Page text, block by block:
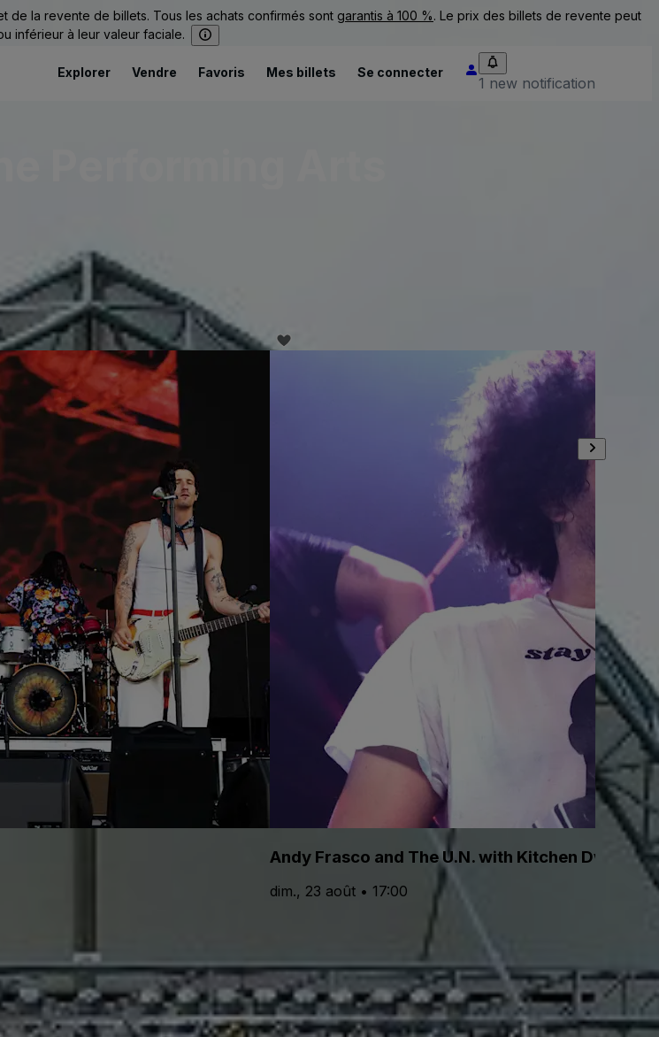
de la revente de billets. Tous les achats confirmés sont garantis à 100 %. Le prix des billets de revente peut
inférieur à leur valeur faciale.
Explorer Vendre Favoris Mes billets Se connecter
1 new notification
Performing Arts
Andy Frasco and The U.N. with Kitchen Dwellers
dim., 23 août • 17:00